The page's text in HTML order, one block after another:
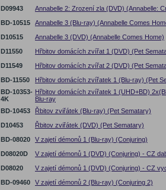
D09943
Annabelle 2: Zrození zla (DVD) (Annabelle:
BD-10515
Annabelle 3 (Blu-ray) (Annabelle Comes
D10515
Annabelle 3 (DVD) (Annabelle Comes Home)
D11550
Hřbitov domácích zvířat 1 (DVD) (Pet
D11549
Hřbitov domácích zvířat 2 (DVD) (Pet
BD-11550
Hřbitov domácích zvířatek 1 (Blu-ray) (Pet
BD-10353-
4K
Hřbitov domácích zvířatek 1 (UHD+BD)
Blu-ray
BD-10453 Řbitov zviřátek (Blu-ray) (Pet Sematary)
D10453
Řbitov zviřátek (DVD) (Pet Sematary)
BD-08020
V zajetí démonů 1 (Blu-ray) (Conjuring)
D08020D
V zajetí démonů 1 (DVD) (Conjuring) - CZ
D08020
V zajetí démonů 1 (DVD) (Conjuring) - CZ
BD-09460
V zajetí démonů 2 (Blu-ray) (Conjuring 2)